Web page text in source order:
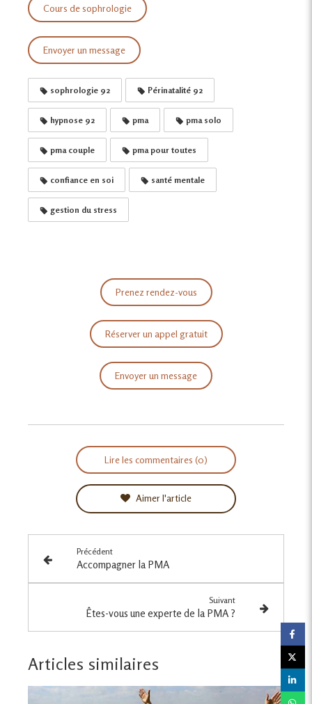
Cours de sophrologie
Envoyer un message
sophrologie 92 Périnatalité 92
hypnose 92 pma pma solo
pma couple pma pour toutes
confiance en soi santé mentale
gestion du stress
Prenez rendez-vous
Réserver un appel gratuit
Envoyer un message
Lire les commentaires (0)
Aimer l'article
Précédent
Accompagner la PMA
Suivant
Êtes-vous une experte de la PMA ?
Articles similaires